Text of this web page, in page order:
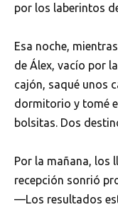
por los laberintos
Esa noche,
de Álex, vacío por
cajón, saqué unos
dormitorio y tomé
bolsitas. Dos
Por la mañana, los
recepción sonrió
—Los resultados